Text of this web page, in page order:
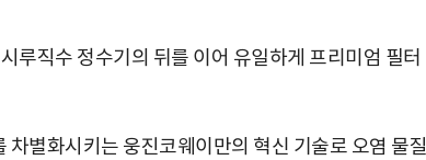
루직수 정수기의 뒤를 이어 유일하게 프리미엄 필터
차별화시키는 웅진코웨이만의 혁신 기술로 오염 물질